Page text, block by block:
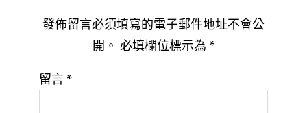
發佈留言必須填寫的電子郵件地址不會公
開。 必填欄位標示為 *
留言 *